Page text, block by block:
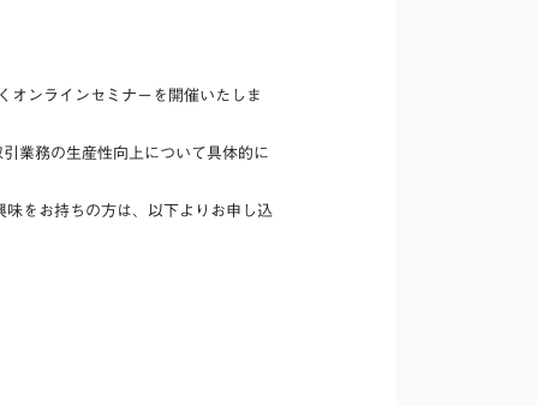
オンラインセミナーを開催いたしま
業務の生産性向上について具体的に
味をお持ちの方は、以下よりお申し込